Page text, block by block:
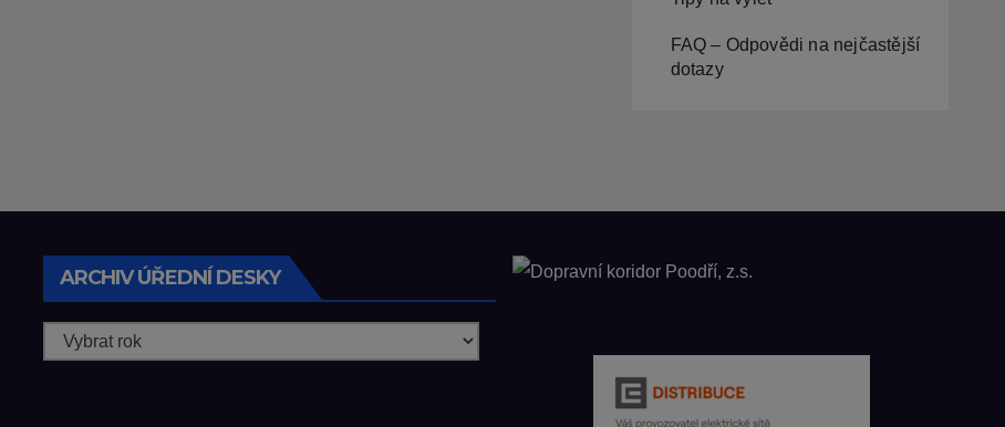
FAQ – Odpovědi na nejčastější
dotazy
ARCHIV ÚŘEDNÍ DESKY